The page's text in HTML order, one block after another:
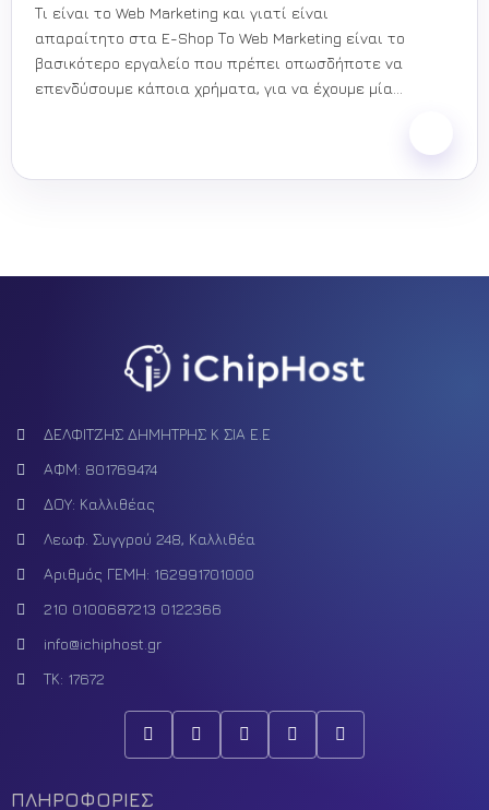
Τι είναι το Web Marketing και γιατί είναι
απαραίτητο στα E-Shop Το Web Marketing είναι το
βασικότερο εργαλείο που πρέπει οπωσδήποτε να
επενδύσουμε κάποια χρήματα, για να έχουμε μία
ΔΕΛΦΙΤΖΗΣ ΔΗΜΗΤΡΗΣ Κ ΣΙΑ Ε.Ε
ΑΦΜ: 801769474
ΔΟΥ: Καλλιθέας
Λεωφ. Συγγρού 248, Καλλιθέα
Αριθμός ΓΕΜΗ: 162991701000
210 0100687213 0122366
info@ichiphost.gr
ΤΚ: 17672
ΠΛΗΡΟΦΟΡΙΕΣ